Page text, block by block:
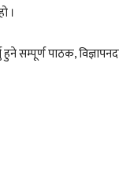
।
सम्पूर्ण पाठक,